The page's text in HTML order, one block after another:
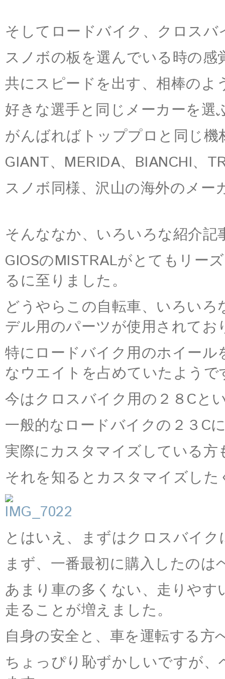
そしてロードバイク、クロス
スノボの板を選んでいる時の
共にスピードを出す、相棒のよ
好きな選手と同じメーカーを選
がんばればトッププロと同じ機
GIANT、MERIDA、BIANCHI、
スノボ同様、沢山の海外のメ
そんななか、いろいろな紹介
GIOSのMISTRALがとてもリー
るに至りました。
どうやらこの自転車、いろい
デル用のパーツが使用されてお
特にロードバイク用のホイー
なウエイトを占めていたようで
今はクロスバイク用の２８Cと
一般的なロードバイクの２３C
実際にカスタマイズしている
それを知るとカスタマイズし
とはいえ、まずはクロスバイ
まず、一番最初に購入したの
あまり車の多くない、走りや
走ることが増えました。
自身の安全と、車を運転する方
ちょっぴり恥ずかしいですが